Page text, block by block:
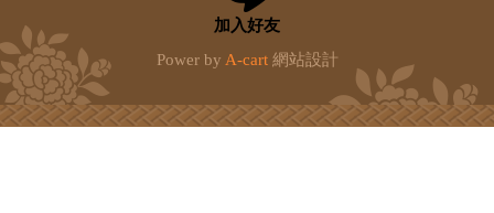
加入好友
Power by A-cart網站設計